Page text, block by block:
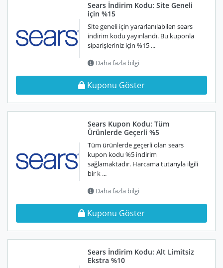
Sears İndirim Kodu: Site Geneli
için %15
Site geneli için yararlanılabilen sears
indirim kodu yayınlandı. Bu kuponla
siparişleriniz için %15 ...
Daha fazla bilgi
Kuponu Göster
Sears Kupon Kodu: Tüm
Ürünlerde Geçerli %5
Tüm ürünlerde geçerli olan sears
kupon kodu %5 indirim
sağlamaktadır. Harcama tutarıyla ilgili
bir k ...
Daha fazla bilgi
Kuponu Göster
Sears İndirim Kodu: Alt Limitsiz
Ekstra %10